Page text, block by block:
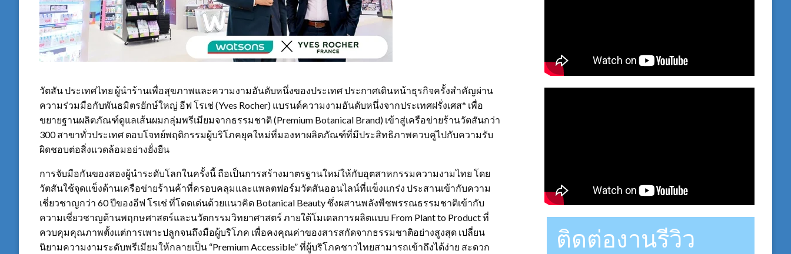
วัตสัน ประเทศไทย ผู้นำร้านเพื่อสุขภาพและความงามอันดับหนึ่งของประเทศ ประกาศเดินหน้าธุรกิจครั้งสำคัญผ่าน
ความร่วมมือกับพันธมิตรยักษ์ใหญ่ อีฟ โรเช่ (Yves Rocher) แบรนด์ความงามอันดับหนึ่งจากประเทศฝรั่งเศส* เพื่อ
ขยายฐานผลิตภัณฑ์ดูแลเส้นผมกลุ่มพรีเมียมจากธรรมชาติ (Premium Botanical Brand) เข้าสู่เครือข่ายร้านวัตสันกว่า
300 สาขาทั่วประเทศ ตอบโจทย์พฤติกรรมผู้บริโภคยุคใหม่ที่มองหาผลิตภัณฑ์ที่มีประสิทธิภาพควบคู่ไปกับความรับ
ผิดชอบต่อสิ่งแวดล้อมอย่างยั่งยืน
การจับมือกันของสองผู้นำระดับโลกในครั้งนี้ ถือเป็นการสร้างมาตรฐานใหม่ให้กับอุตสาหกรรมความงามไทย โดย
วัตสันใช้จุดแข็งด้านเครือข่ายร้านค้าที่ครอบคลุมและแพลตฟอร์มวัตสันออนไลน์ที่แข็งแกร่ง ประสานเข้ากับความ
เชี่ยวชาญกว่า 60 ปีของอีฟ โรเช่ ที่โดดเด่นด้วยแนวคิด Botanical Beauty ซึ่งผสานพลังพืชพรรณธรรมชาติเข้ากับ
ความเชี่ยวชาญด้านพฤกษศาสตร์และนวัตกรรมวิทยาศาสตร์ ภายใต้โมเดลการผลิตแบบ From Plant to Product ที่
ควบคุมคุณภาพตั้งแต่การเพาะปลูกจนถึงมือผู้บริโภค เพื่อคงคุณค่าของสารสกัดจากธรรมชาติอย่างสูงสุด เปลี่ยน
นิยามความงามระดับพรีเมียมให้กลายเป็น “Premium Accessible” ที่ผู้บริโภคชาวไทยสามารถเข้าถึงได้ง่าย สะดวก
ติดต่องานรีวิว